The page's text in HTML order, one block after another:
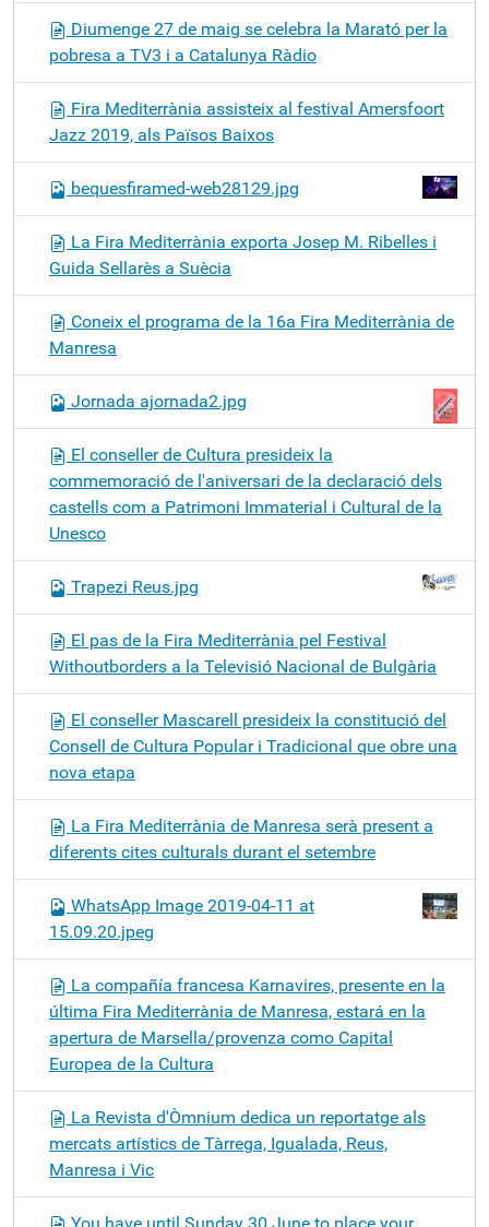
Diumenge 27 de maig se celebra la Marató per la
pobresa a TV3 i a Catalunya Ràdio
Fira Mediterrània assisteix al festival Amersfoort
Jazz 2019, als Països Baixos
bequesfiramed-web28129.jpg
La Fira Mediterrània exporta Josep M. Ribelles i
Guida Sellarès a Suècia
Coneix el programa de la 16a Fira Mediterrània de
Manresa
Jornada ajornada2.jpg
El conseller de Cultura presideix la
commemoració de l'aniversari de la declaració dels
castells com a Patrimoni Immaterial i Cultural de la
Unesco
Trapezi Reus.jpg
El pas de la Fira Mediterrània pel Festival
Withoutborders a la Televisió Nacional de Bulgària
El conseller Mascarell presideix la constitució del
Consell de Cultura Popular i Tradicional que obre una
nova etapa
La Fira Mediterrània de Manresa serà present a
diferents cites culturals durant el setembre
WhatsApp Image 2019-04-11 at
15.09.20.jpeg
La compañía francesa Karnavires, presente en la
última Fira Mediterrània de Manresa, estará en la
apertura de Marsella/provenza como Capital
Europea de la Cultura
La Revista d'Òmnium dedica un reportatge als
mercats artístics de Tàrrega, Igualada, Reus,
Manresa i Vic